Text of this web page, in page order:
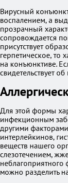
Вирусный
воспалением, а
прозрачный
сопровождается
присутствует
герпетическое, то
на конъюнктиве.
свидетельствует
Для этой формы
инфекционным
другими
интерлейкинов,
веществ нашего
слезотечением,
неблагоприятного
можно разделить